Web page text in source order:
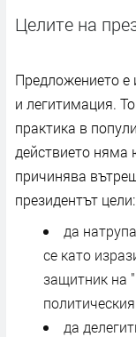
Целите на
Предложението е
и легитимация.
практика в
действието няма
причинява
президентът цели:
да
се като
защитник на
да